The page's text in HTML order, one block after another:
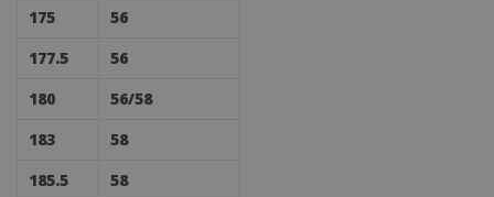
175
56
177.5
56
180
56/58
183
58
185.5
58